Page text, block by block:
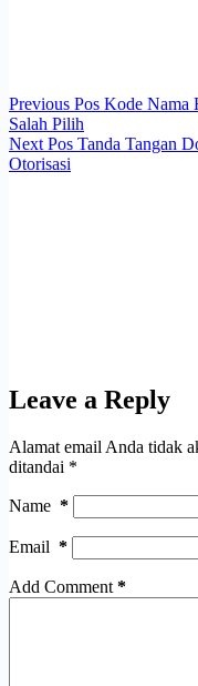
Previous Pos Kode Nama
Salah Pilih
Next Pos Tanda Tangan
Otorisasi
Leave a Reply
Alamat email Anda tidak
ditandai *
Name *
Email *
Add Comment *